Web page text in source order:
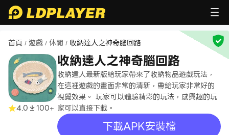
首頁 / 遊戲 / 休閒 / 收納達人之神奇腦回路
4.0 100+
收納達人之神奇腦回路
收納達人最新版給玩家帶來了收納物品遊戲玩法，
在這裡遊戲的畫面非常的清新，帶給玩家非常好的
視覺效果。 玩家可以體驗精彩的玩法，感興趣的玩
家可以直接下載。
下載APK安裝檔